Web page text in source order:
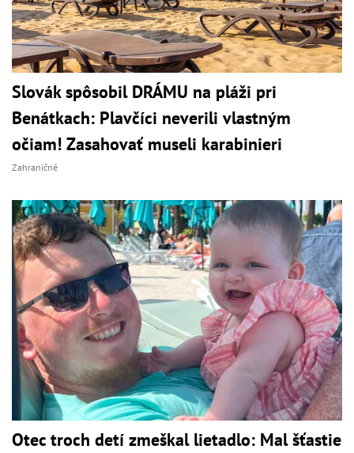
Slovák spôsobil DRÁMU na pláži pri
Benátkach: Plavčíci neverili vlastným
očiam! Zasahovať museli karabinieri
Zahraničné
Otec troch detí zmeškal lietadlo: Mal šťastie